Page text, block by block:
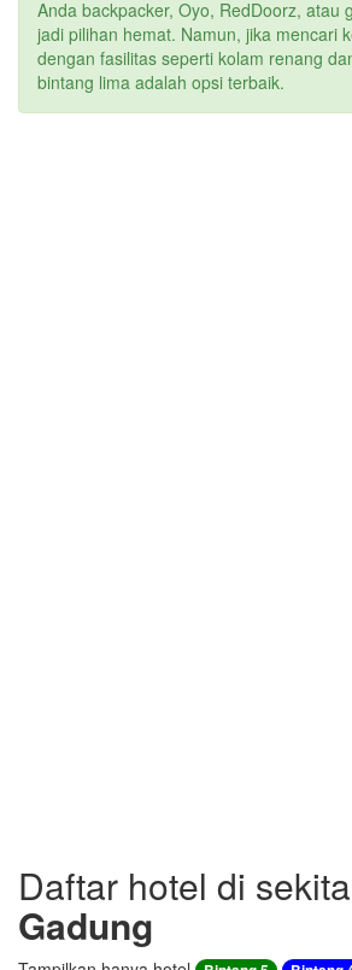
Anda backpacker, Oyo, RedDoorz, atau
jadi pilihan hemat. Namun, jika mencari
dengan fasilitas seperti kolam renang
bintang lima adalah opsi terbaik.
Daftar hotel di
Gadung